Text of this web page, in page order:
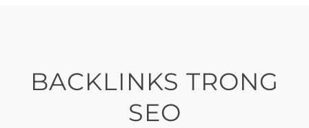
BACKLINKS TRONG
SEO